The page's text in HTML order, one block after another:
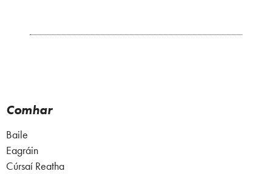
Comhar
Baile
Eagráin
Cúrsaí Reatha